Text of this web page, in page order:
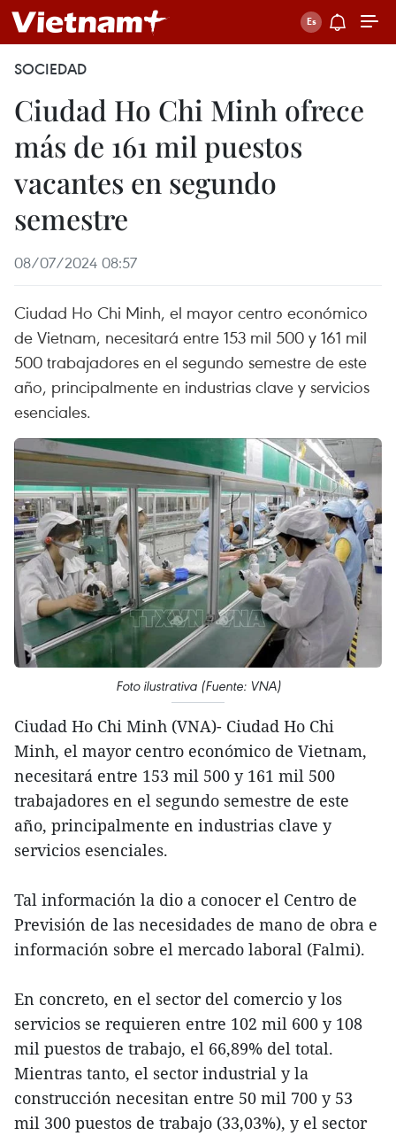
SOCIEDAD
Ciudad Ho Chi Minh ofrece
más de 161 mil puestos
vacantes en segundo
semestre
08/07/2024 08:57
Ciudad Ho Chi Minh, el mayor centro económico
de Vietnam, necesitará entre 153 mil 500 y 161 mil
500 trabajadores en el segundo semestre de este
año, principalmente en industrias clave y servicios
esenciales.
Foto ilustrativa (Fuente: VNA)
Ciudad Ho Chi Minh (VNA)- Ciudad Ho Chi
Minh, el mayor centro económico de Vietnam,
necesitará entre 153 mil 500 y 161 mil 500
trabajadores en el segundo semestre de este
año, principalmente en industrias clave y
servicios esenciales.
Tal información la dio a conocer el Centro de
Previsión de las necesidades de mano de obra e
información sobre el mercado laboral (Falmi).
En concreto, en el sector del comercio y los
servicios se requieren entre 102 mil 600 y 108
mil puestos de trabajo, el 66,89% del total.
Mientras tanto, el sector industrial y la
construcción necesitan entre 50 mil 700 y 53
mil 300 puestos de trabajo (33,03%), y el sector